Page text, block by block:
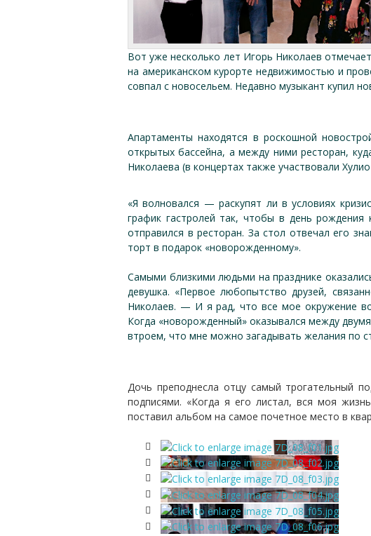
Вот уже несколько лет Игорь Николаев
на американском курорте недвижимостью и
совпал с новосельем. Недавно музыкант купил
Апартаменты находятся в роскошной
открытых бассейна, а между ними ресторан,
Николаева (в концертах также участвовали
«Я волновался — раскупят ли в условиях
график гастролей так, чтобы в день
отправился в ресторан. За стол отвечал его
торт в подарок «новорожденному».
Самыми близкими людьми на празднике
девушка. «Первое любопытство друзей,
Николаев. — И я рад, что все мое окружение
Когда «новорожденный» оказывался между
втроем, что мне можно загадывать желания по
Дочь преподнесла отцу самый трогательный
подписями. «Когда я его листал, вся моя
поставил альбом на самое почетное место в